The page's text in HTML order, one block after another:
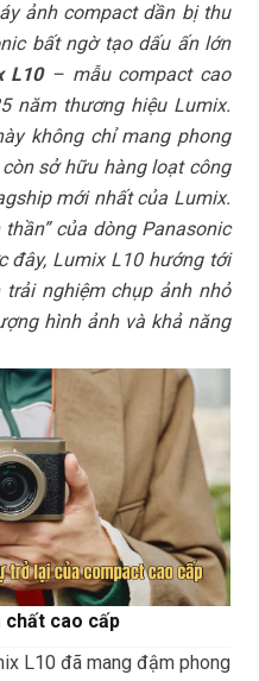
ảnh compact dần bị thu
bất ngờ tạo dấu ấn lớn
L10– mẫu compact cao
năm thương hiệu Lumix.
không chỉ mang phong
sở hữu hàng loạt công
mới nhất của Lumix.
của dòng Panasonic
đây, Lumix L10 hướng tới
nghiệm chụp ảnh nhỏ
hình ảnh và khả năng
chất cao cấp
L10 đã mang đậm phong